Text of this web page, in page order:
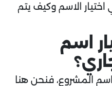
الاسم وكيف يتم
اسم
المشروع، فنحن هنا